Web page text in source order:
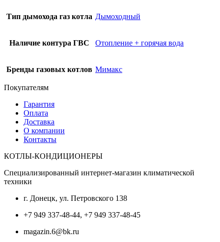
Тип дымохода газ котла Дымоходный
Наличие контура ГВС Отопление + горячая вода
Бренды газовых котлов Мимакс
Покупателям
Гарантия
Оплата
Доставка
О компании
Контакты
КОТЛЫ-КОНДИЦИОНЕРЫ
Специализированный интернет-магазин климатической
техники
г. Донецк, ул. Петровского 138
+7 949 337-48-44, +7 949 337-48-45
magazin.6@bk.ru